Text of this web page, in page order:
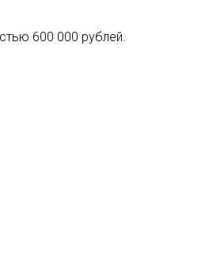
600 000 рублей.